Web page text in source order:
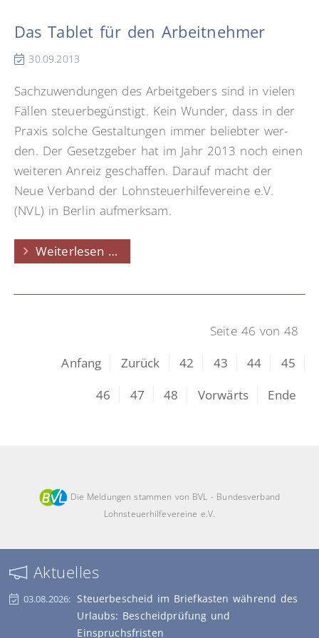
Das Tablet für den Arbeitnehmer
30.09.2013
Sach­zu­wendungen des Arbeit­gebers sind in vielen
Fällen steuer­be­günstigt. Kein Wun­der, dass in der
Praxis solche Ge­staltungen immer be­liebter wer­
den. Der Gesetz­geber hat im Jahr 2013 noch einen
wei­teren An­reiz ge­schaffen. Da­rauf macht der
Neue Ver­band der Lohn­steuer­hilfe­vereine e.V.
(NVL) in Berlin auf­merksam.
Weiterlesen …
für
Seite 46 von 48
Anfang
Zurück 42 43 44
45
46
47 48 Vorwärts Ende
Die Meldungen stammen von BVL - Bundesverband
Lohnsteuerhilfevereine e.V.
Aktuelles
03.08.2026: Steuerbescheid im Briefkasten während des
Urlaubs: Bescheidprüfung und
Einspruchsfristen